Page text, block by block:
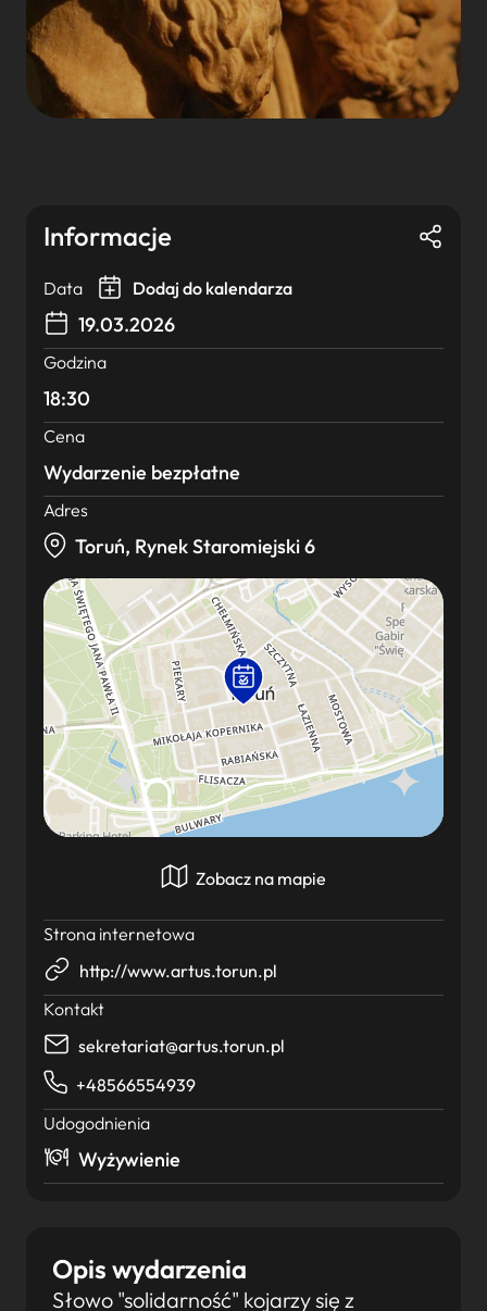
Opis wydarzenia
Słowo "solidarność" kojarzy się z
Informacje
Data Dodaj do kalendarza
19.03.2026
Godzina
18:30
Cena
Wydarzenie bezpłatne
Adres
Toruń, Rynek Staromiejski 6
Zobacz na mapie
Strona internetowa
http://www.artus.torun.pl
Kontakt
sekretariat@artus.torun.pl
+48566554939
Udogodnienia
Wyżywienie